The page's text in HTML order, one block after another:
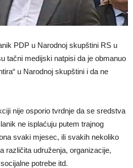
PDP u Narodnoj skupštini RS u
tačni medijski natpisi da je obmanuo
u Narodnoj skupštini i da ne
nije osporio tvrdnje da se sredstva
ne isplaćuju putem trajnog
svaki mjesec, ili svakih nekoliko
različita udruženja, organizacije,
potrebe itd.